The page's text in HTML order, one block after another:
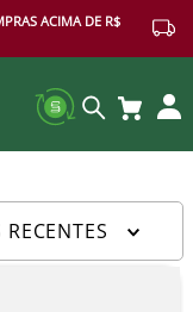
ACIMA DE R$